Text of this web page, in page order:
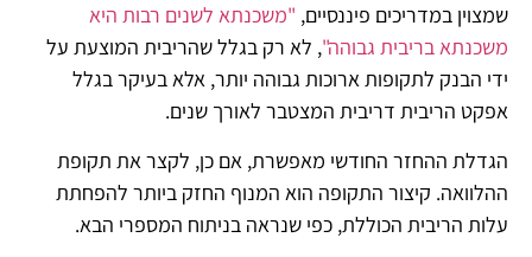
שמצוין במדריכים פיננסיים, "משכנתא לשנים רבות היא
משכנתא בריבית גבוהה", לא רק בגלל שהריבית המוצעת על
ידי הבנק לתקופות ארוכות גבוהה יותר, אלא בעיקר בגלל
אפקט הריבית דריבית המצטבר לאורך שנים.
הגדלת ההחזר החודשי מאפשרת, אם כן, לקצר את תקופת
ההלוואה. קיצור התקופה הוא המנוף החזק ביותר להפחתת
עלות הריבית הכוללת, כפי שנראה בניתוח המספרי הבא.